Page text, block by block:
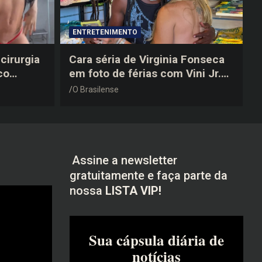
a
ENTRETENIMENTO
Cara séria de Virginia Fonseca
em foto de férias com Vini Jr.
vira piada na web: “Não
O Brasilense
Assine a newsletter
gratuitamente e faça parte da
nossa LISTA VIP!
Sua cápsula diária de
notícias